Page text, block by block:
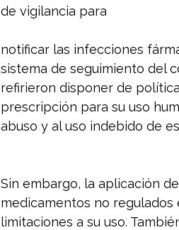
de vigilancia para
notificar las infecciones
sistema de seguimiento del
refirieron disponer de
prescripción para su uso
abuso y al uso indebido de
Sin embargo, la aplicación
medicamentos no regulados
limitaciones a su uso.